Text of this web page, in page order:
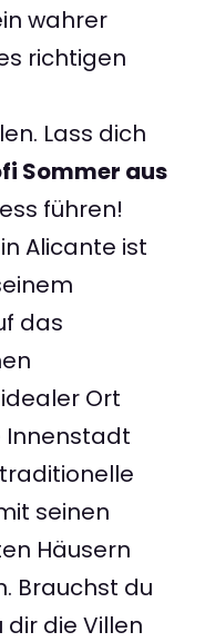
wahrer
richtigen
Lass dich
Sommer aus
führen!
Alicante ist
das
Ort
Innenstadt
seinen
Häusern
Brauchst du
die Villen